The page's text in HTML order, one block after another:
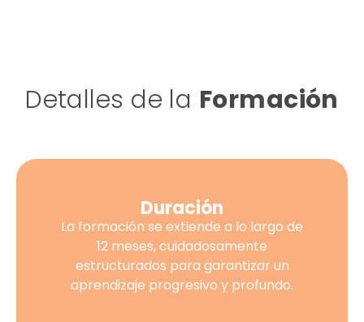
Detalles de la Formación
Duración
La formación se extiende a lo largo de
12 meses, cuidadosamente
estructurados para garantizar un
aprendizaje progresivo y profundo.